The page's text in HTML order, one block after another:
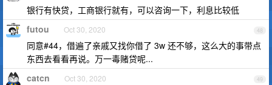
银行有快贷，工商银行就有，可以咨询一下，利息比较低
48
futou Oct 30, 2020
同意#44，借遍了亲戚又找你借了 3w 还不够，这么大的事带点
东西去看看再说。万一毒赌贷呢...
49
catcn Oct 30, 2020